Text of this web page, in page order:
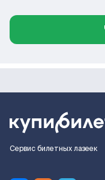
Сервис билетных лазеек